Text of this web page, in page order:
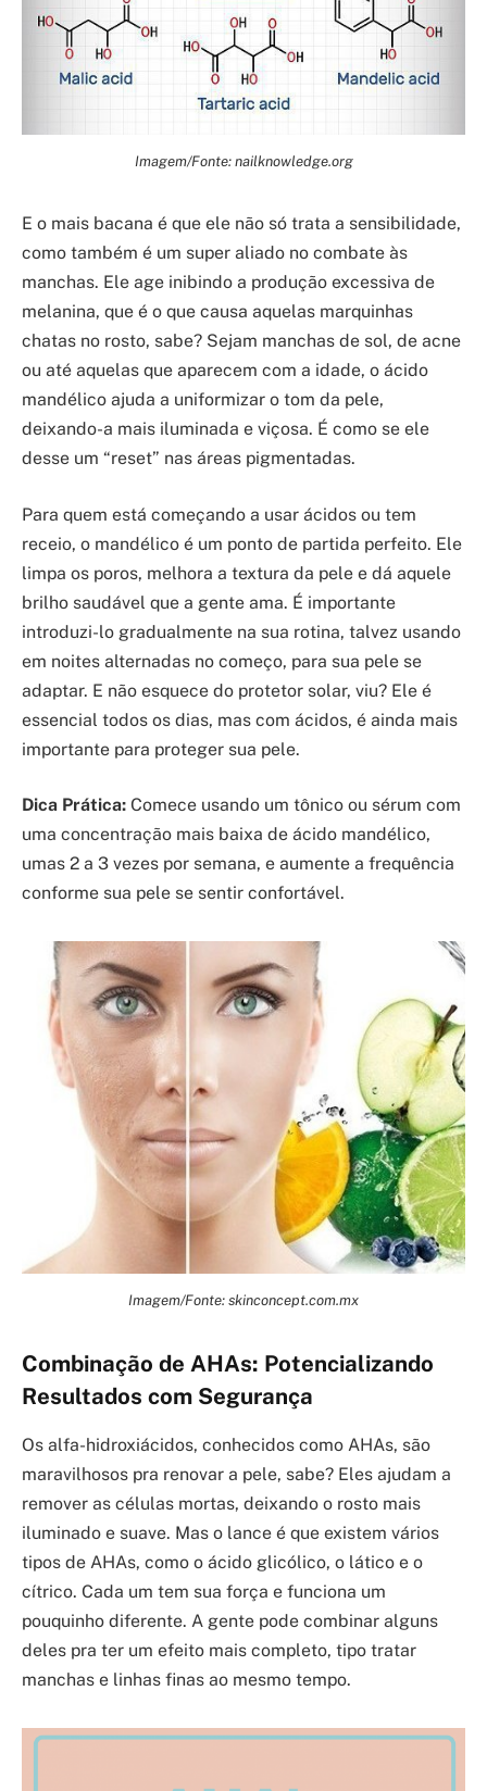
Imagem/Fonte: nailknowledge.org
E o mais bacana é que ele não só trata a sensibilidade,
como também é um super aliado no combate às
manchas. Ele age inibindo a produção excessiva de
melanina, que é o que causa aquelas marquinhas
chatas no rosto, sabe? Sejam manchas de sol, de acne
ou até aquelas que aparecem com a idade, o ácido
mandélico ajuda a uniformizar o tom da pele,
deixando-a mais iluminada e viçosa. É como se ele
desse um “reset” nas áreas pigmentadas.
Para quem está começando a usar ácidos ou tem
receio, o mandélico é um ponto de partida perfeito. Ele
limpa os poros, melhora a textura da pele e dá aquele
brilho saudável que a gente ama. É importante
introduzi-lo gradualmente na sua rotina, talvez usando
em noites alternadas no começo, para sua pele se
adaptar. E não esquece do protetor solar, viu? Ele é
essencial todos os dias, mas com ácidos, é ainda mais
importante para proteger sua pele.
Dica Prática: Comece usando um tônico ou sérum com
uma concentração mais baixa de ácido mandélico,
umas 2 a 3 vezes por semana, e aumente a frequência
conforme sua pele se sentir confortável.
Imagem/Fonte: skinconcept.com.mx
Combinação de AHAs: Potencializando
Resultados com Segurança
Os alfa-hidroxiácidos, conhecidos como AHAs, são
maravilhosos pra renovar a pele, sabe? Eles ajudam a
remover as células mortas, deixando o rosto mais
iluminado e suave. Mas o lance é que existem vários
tipos de AHAs, como o ácido glicólico, o lático e o
cítrico. Cada um tem sua força e funciona um
pouquinho diferente. A gente pode combinar alguns
deles pra ter um efeito mais completo, tipo tratar
manchas e linhas finas ao mesmo tempo.